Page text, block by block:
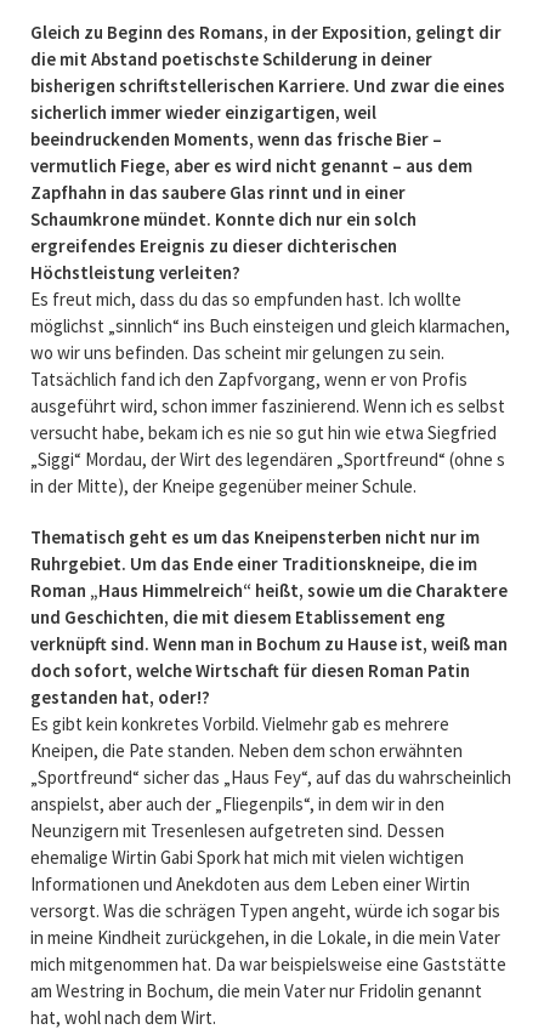
Gleich zu Beginn des Romans, in der Exposition, gelingt dir
die mit Abstand poetischste Schilderung in deiner
bisherigen schriftstellerischen Karriere. Und zwar die eines
sicherlich immer wieder einzigartigen, weil
beeindruckenden Moments, wenn das frische Bier –
vermutlich Fiege, aber es wird nicht genannt – aus dem
Zapfhahn in das saubere Glas rinnt und in einer
Schaumkrone mündet. Konnte dich nur ein solch
ergreifendes Ereignis zu dieser dichterischen
Höchstleistung verleiten?
Es freut mich, dass du das so empfunden hast. Ich wollte
möglichst „sinnlich“ ins Buch einsteigen und gleich klarmachen,
wo wir uns befinden. Das scheint mir gelungen zu sein.
Tatsächlich fand ich den Zapfvorgang, wenn er von Profis
ausgeführt wird, schon immer faszinierend. Wenn ich es selbst
versucht habe, bekam ich es nie so gut hin wie etwa Siegfried
„Siggi“ Mordau, der Wirt des legendären „Sportfreund“ (ohne s
in der Mitte), der Kneipe gegenüber meiner Schule.
Thematisch geht es um das Kneipensterben nicht nur im
Ruhrgebiet. Um das Ende einer Traditionskneipe, die im
Roman „Haus Himmelreich“ heißt, sowie um die Charaktere
und Geschichten, die mit diesem Etablissement eng
verknüpft sind. Wenn man in Bochum zu Hause ist, weiß man
doch sofort, welche Wirtschaft für diesen Roman Patin
gestanden hat, oder!?
Es gibt kein konkretes Vorbild. Vielmehr gab es mehrere
Kneipen, die Pate standen. Neben dem schon erwähnten
„Sportfreund“ sicher das „Haus Fey“, auf das du wahrscheinlich
anspielst, aber auch der „Fliegenpils“, in dem wir in den
Neunzigern mit Tresenlesen aufgetreten sind. Dessen
ehemalige Wirtin Gabi Spork hat mich mit vielen wichtigen
Informationen und Anekdoten aus dem Leben einer Wirtin
versorgt. Was die schrägen Typen angeht, würde ich sogar bis
in meine Kindheit zurückgehen, in die Lokale, in die mein Vater
mich mitgenommen hat. Da war beispielsweise eine Gaststätte
am Westring in Bochum, die mein Vater nur Fridolin genannt
hat, wohl nach dem Wirt.